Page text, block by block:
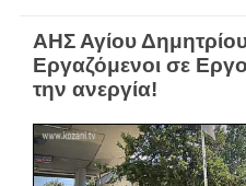
ΑΗΣ Αγίου
Εργαζόμενοι σε
την ανεργία!